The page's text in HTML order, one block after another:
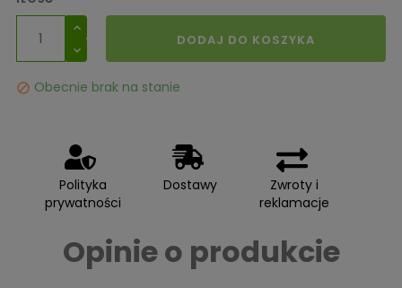
DODAJ DO KOSZYKA
 Obecnie brak na stanie
Polityka
prywatności
Dostawy
Zwroty i
reklamacje
Opinie o produkcie